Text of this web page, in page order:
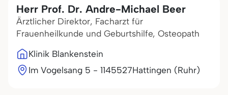
Herr Prof. Dr. Andre-Michael Beer
Ärztlicher Direktor, Facharzt für
Frauenheilkunde und Geburtshilfe, Osteopath
Klinik Blankenstein
Im Vogelsang 5 - 1145527Hattingen (Ruhr)